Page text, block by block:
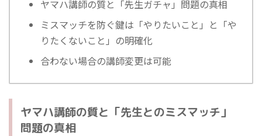
ヤマハ講師の質と「先生ガチャ」問題の真相
ミスマッチを防ぐ鍵は「やりたいこと」と「や
りたくないこと」の明確化
合わない場合の講師変更は可能
ヤマハ講師の質と「先生とのミスマッチ」
問題の真相